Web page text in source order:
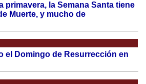
primavera, la Semana Santa tiene
Muerte, y mucho de
el Domingo de Resurrección en